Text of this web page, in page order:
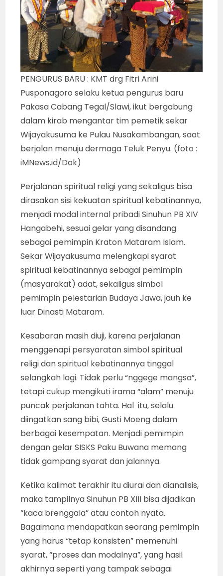
PENGURUS BARU : KMT drg Fitri Arini
Pusponagoro selaku ketua pengurus baru
Pakasa Cabang Tegal/Slawi, ikut bergabung
dalam kirab mengantar tim pemetik sekar
Wijayakusuma ke Pulau Nusakambangan, saat
berjalan menuju dermaga Teluk Penyu. (foto :
iMNews.id/Dok)
Perjalanan spiritual religi yang sekaligus bisa
dirasakan sisi kekuatan spiritual kebatinannya,
menjadi modal internal pribadi Sinuhun PB XIV
Hangabehi, sesuai gelar yang disandang
sebagai pemimpin Kraton Mataram Islam.
Sekar Wijayakusuma melengkapi syarat
spiritual kebatinannya sebagai pemimpin
(masyarakat) adat, sekaligus simbol
pemimpin pelestarian Budaya Jawa, jauh ke
luar Dinasti Mataram.
Kesabaran masih diuji, karena perjalanan
menggenapi persyaratan simbol spiritual
religi dan spiritual kebatinannya tinggal
selangkah lagi. Tidak perlu “nggege mangsa”,
tetapi cukup mengikuti irama “alam” menuju
puncak perjalanan tahta. Hal itu, selalu
diingatkan sang bibi, Gusti Moeng dalam
berbagai kesempatan. Menjadi pemimpin
dengan gelar SISKS Paku Buwana memang
tidak gampang syarat dan jalannya.
Ketika kalimat terakhir itu diurai dan dianalisis,
maka tampilnya Sinuhun PB XIII bisa dijadikan
“kaca brenggala” atau contoh nyata.
Bagaimana mendapatkan seorang pemimpin
yang harus “tetap konsisten” memenuhi
syarat, “proses dan modalnya”, yang hasil
akhirnya seperti yang tampak sebagai